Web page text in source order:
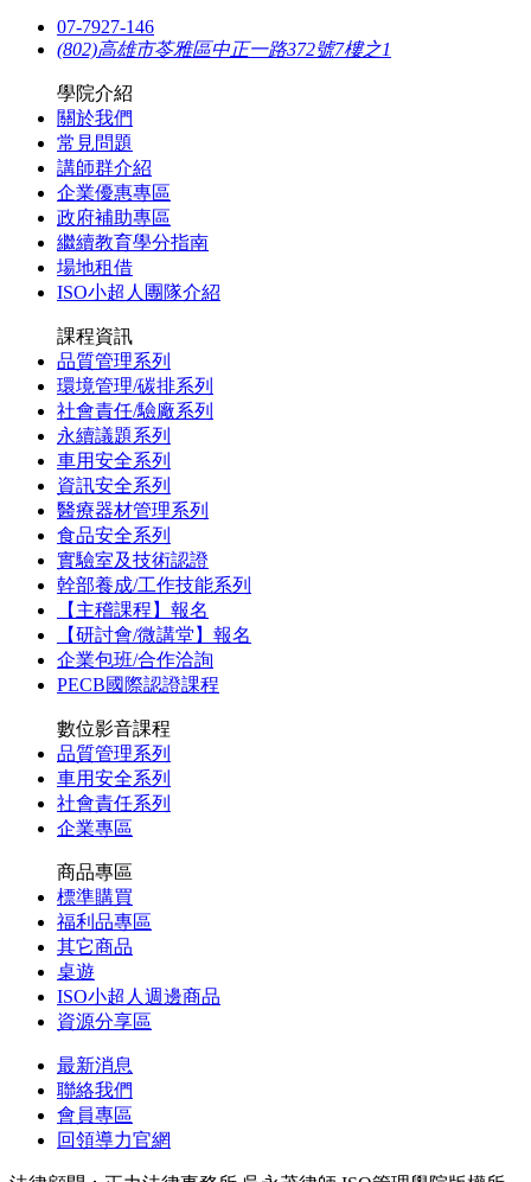
07-7927-146
(802)高雄市苓雅區中正一路372號7樓之1
學院介紹
關於我們
常見問題
講師群介紹
企業優惠專區
政府補助專區
繼續教育學分指南
場地租借
ISO小超人團隊介紹
課程資訊
品質管理系列
環境管理/碳排系列
社會責任/驗廠系列
永續議題系列
車用安全系列
資訊安全系列
醫療器材管理系列
食品安全系列
實驗室及技術認證
幹部養成/工作技能系列
【主稽課程】報名
【研討會/微講堂】報名
企業包班/合作洽詢
PECB國際認證課程
數位影音課程
品質管理系列
車用安全系列
社會責任系列
企業專區
商品專區
標準購買
福利品專區
其它商品
桌遊
ISO小超人週邊商品
資源分享區
最新消息
聯絡我們
會員專區
回領導力官網